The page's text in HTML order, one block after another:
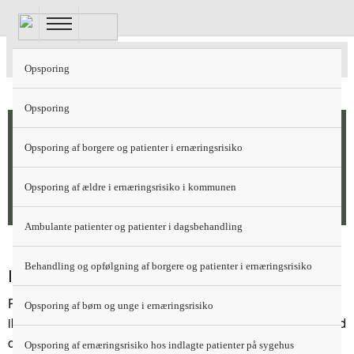
hovedindhold
Opsporing
Opsporing
Opsporing af borgere og patienter i ernæringsrisiko
Opsporing af ældre i ernæringsrisiko i kommunen
Ambulante patienter og patienter i dagsbehandling
Behandling og opfølgning af borgere og patienter i ernæringsrisiko
Opsporing af børn og unge i ernæringsrisiko
Opsporing af ernæringsrisiko hos indlagte patienter på sygehus
Parenteral ernæring
patienter, hvor fødetilførsel af naturlig vej, dvs.
ønskelig.
Indikation
Parenteral ernæring (PE) ordineres, hvor sondeernæring
ikke er ønsket, muligt eller tilstrækkeligt, fx hos patienter med
obstruktion højt i mave-tarmkanalen, som skal forberedes til